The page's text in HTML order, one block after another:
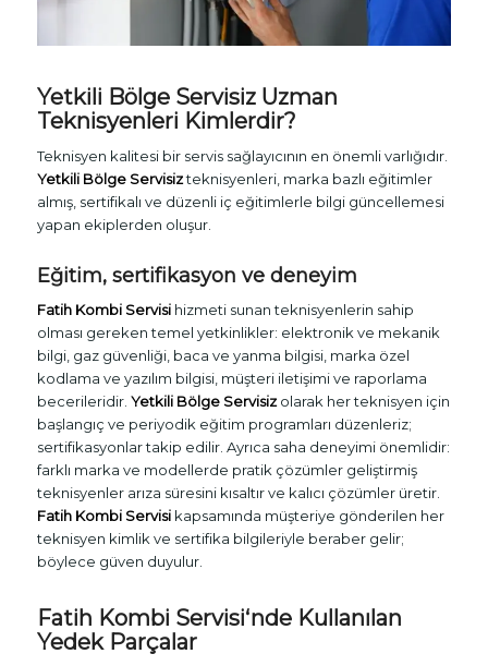
Yetkili Bölge ServisizUzman
Teknisyenleri Kimlerdir?
Teknisyen kalitesi bir servis sağlayıcının en önemli varlığıdır.
Yetkili Bölge Servisizteknisyenleri, marka bazlı eğitimler
almış, sertifikalı ve düzenli iç eğitimlerle bilgi güncellemesi
yapan ekiplerden oluşur.
Eğitim, sertifikasyon ve deneyim
Fatih Kombi Servisihizmeti sunan teknisyenlerin sahip
olması gereken temel yetkinlikler: elektronik ve mekanik
bilgi, gaz güvenliği, baca ve yanma bilgisi, marka özel
kodlama ve yazılım bilgisi, müşteri iletişimi ve raporlama
becerileridir. Yetkili Bölge Servisizolarak her teknisyen için
başlangıç ve periyodik eğitim programları düzenleriz;
sertifikasyonlar takip edilir. Ayrıca saha deneyimi önemlidir:
farklı marka ve modellerde pratik çözümler geliştirmiş
teknisyenler arıza süresini kısaltır ve kalıcı çözümler üretir.
Fatih Kombi Servisikapsamında müşteriye gönderilen her
teknisyen kimlik ve sertifika bilgileriyle beraber gelir;
böylece güven duyulur.
Fatih Kombi Servisi‘nde Kullanılan
Yedek Parçalar